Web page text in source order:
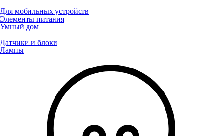
Для мобильных устройств
Элементы питания
Умный дом
Датчики и блоки
Лампы